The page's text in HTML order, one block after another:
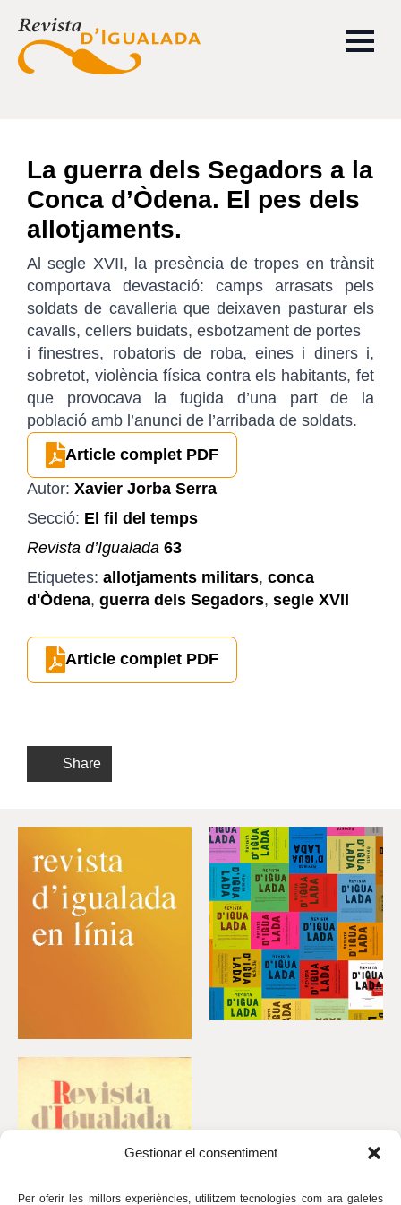
Gestionar el consentiment
Per oferir les millors experiències, utilitzem tecnologies com ara galetes
La guerra dels Segadors a la
Conca d’Òdena. El pes dels
allotjaments.
Al segle XVII, la presència de tropes en trànsit
comportava devastació: camps arrasats pels
soldats de cavalleria que deixaven pasturar els
cavalls, cellers buidats, esbotzament de portes
i finestres, robatoris de roba, eines i diners i,
sobretot, violència física contra els habitants, fet
que provocava la fugida d’una part de la
població amb l’anunci de l’arribada de soldats.
Article complet PDF
Autor: Xavier Jorba Serra
Secció: El fil del temps
Revista d’Igualada 63
Etiquetes: allotjaments militars, conca
d'Òdena, guerra dels Segadors, segle XVII
Article complet PDF
Share